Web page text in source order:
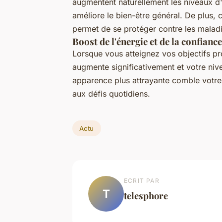
augmentent naturellement les niveaux
améliore le bien-être général. De plus,
permet de se protéger contre les
Boost de l'énergie et de la
Lorsque vous atteignez vos objectifs
augmente significativement et votre
apparence plus attrayante comble
aux défis quotidiens.
Actu
T
ECRIT PAR
telesphore